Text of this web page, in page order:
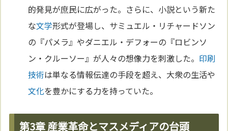
的発見が庶民に広がった。さらに、小説という新た
な文学形式が登場し、サミュエル・リチャードソン
の『パメラ』やダニエル・デフォーの『ロビンソ
ン・クルーソー』が人々の想像力を刺激した。 印刷
技術は単なる情報伝達の手段を超え、大衆の生活や
文化を豊かにする力を持っていた。
第3章 産業革命とマスメディアの台頭